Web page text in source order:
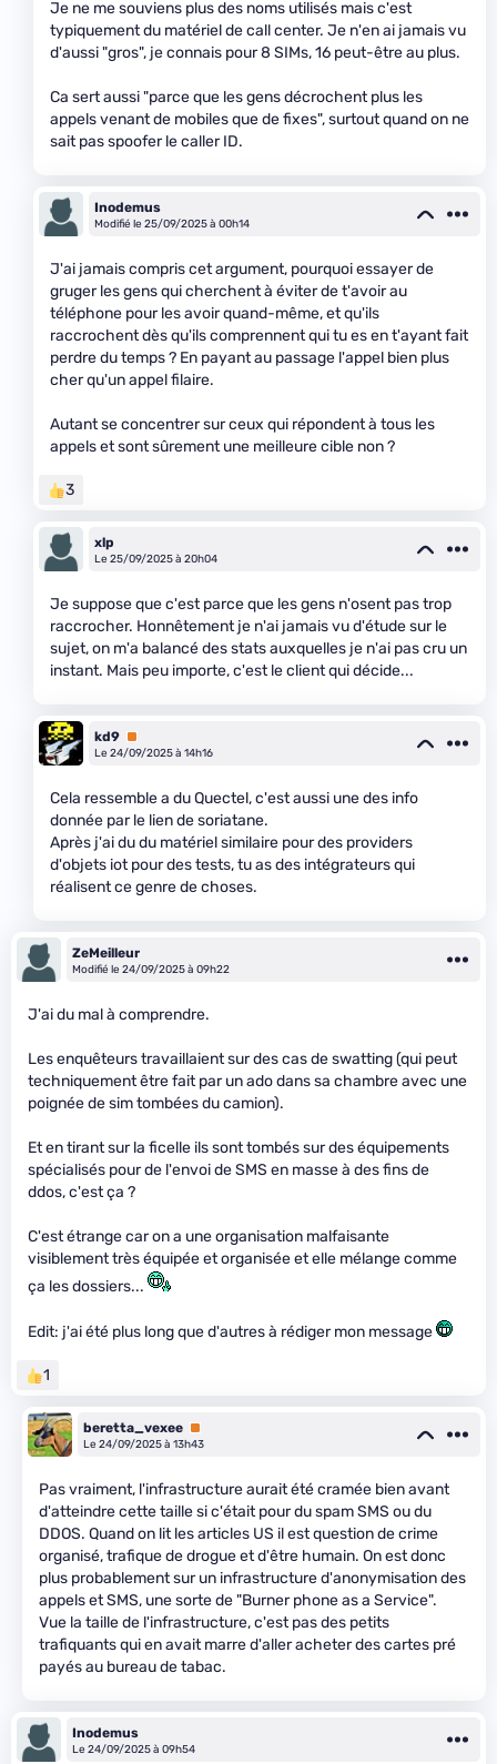
Je ne me souviens plus des noms utilisés mais c'est
typiquement du matériel de call center. Je n'en ai jamais vu
d'aussi "gros", je connais pour 8 SIMs, 16 peut-être au plus.
Ca sert aussi "parce que les gens décrochent plus les
appels venant de mobiles que de fixes", surtout quand on ne
sait pas spoofer le caller ID.
Inodemus
Modifié le 25/09/2025 à 00h14
J'ai jamais compris cet argument, pourquoi essayer de
gruger les gens qui cherchent à éviter de t'avoir au
téléphone pour les avoir quand-même, et qu'ils
raccrochent dès qu'ils comprennent qui tu es en t'ayant fait
perdre du temps ? En payant au passage l'appel bien plus
cher qu'un appel filaire.
Autant se concentrer sur ceux qui répondent à tous les
appels et sont sûrement une meilleure cible non ?
3
xlp
Le 25/09/2025 à 20h04
Je suppose que c'est parce que les gens n'osent pas trop
raccrocher. Honnêtement je n'ai jamais vu d'étude sur le
sujet, on m'a balancé des stats auxquelles je n'ai pas cru un
instant. Mais peu importe, c'est le client qui décide...
kd9 Premium
Le 24/09/2025 à 14h16
Cela ressemble a du Quectel, c'est aussi une des info
donnée par le lien de soriatane.
Après j'ai du du matériel similaire pour des providers
d'objets iot pour des tests, tu as des intégrateurs qui
réalisent ce genre de choses.
ZeMeilleur
Modifié le 24/09/2025 à 09h22
J'ai du mal à comprendre.
Les enquêteurs travaillaient sur des cas de swatting (qui peut
techniquement être fait par un ado dans sa chambre avec une
poignée de sim tombées du camion).
Et en tirant sur la ficelle ils sont tombés sur des équipements
spécialisés pour de l'envoi de SMS en masse à des fins de
ddos, c'est ça ?
C'est étrange car on a une organisation malfaisante
visiblement très équipée et organisée et elle mélange comme
ça les dossiers...
Edit: j'ai été plus long que d'autres à rédiger mon message
1
beretta_vexee Premium
Le 24/09/2025 à 13h43
Pas vraiment, l'infrastructure aurait été cramée bien avant
d'atteindre cette taille si c'était pour du spam SMS ou du
DDOS. Quand on lit les articles US il est question de crime
organisé, trafique de drogue et d'être humain. On est donc
plus probablement sur un infrastructure d'anonymisation des
appels et SMS, une sorte de "Burner phone as a Service".
Vue la taille de l'infrastructure, c'est pas des petits
trafiquants qui en avait marre d'aller acheter des cartes pré
payés au bureau de tabac.
Inodemus
Le 24/09/2025 à 09h54